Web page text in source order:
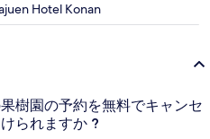
Hotel Konan
樹園の予約を無料でキャンセ
られますか ?